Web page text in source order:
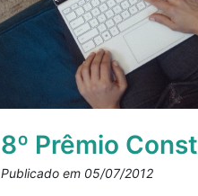
8º Prêmio
Publicado em 05/07/2012